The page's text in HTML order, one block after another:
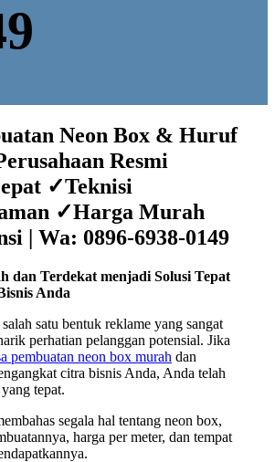
Neon Box & Huruf
Resmi
✓Teknisi
✓Harga Murah
| Wa: 0896-6938-0149
dan Terdekat menjadi Solusi Tepat
Anda
satu bentuk reklame yang sangat
perhatian pelanggan potensial. Jika
pembuatan neon box murah dan
citra bisnis Anda, Anda telah
tepat.
segala hal tentang neon box,
harga per meter, dan tempat